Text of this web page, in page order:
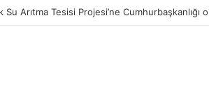
Su Arıtma Tesisi Projesi’ne Cumhurbaşkanlığı